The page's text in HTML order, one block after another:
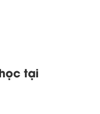
tại